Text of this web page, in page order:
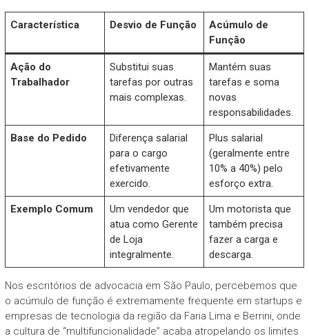
Característica Desvio de Função
Acúmulo de
Função
Ação do
Trabalhador
Substitui suas
tarefas por outras
mais complexas.
Mantém suas
tarefas e soma
novas
responsabilidades.
Base do Pedido
Diferença salarial
para o cargo
efetivamente
exercido.
Plus salarial
(geralmente entre
10% a 40%) pelo
esforço extra.
Exemplo Comum
Um vendedor que
atua como Gerente
de Loja
integralmente.
Um motorista que
também precisa
fazer a carga e
descarga.
Nos escritórios de advocacia em São Paulo, percebemos que
o acúmulo de função é extremamente frequente em startups e
empresas de tecnologia da região da Faria Lima e Berrini, onde
a cultura de “multifuncionalidade” acaba atropelando os limites